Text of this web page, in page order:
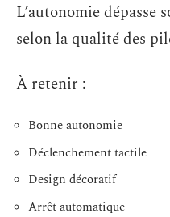
L’autonomie dépasse
selon la qualité des
À retenir :
Bonne autonomie
Déclenchement tactile
Design décoratif
Arrêt automatique